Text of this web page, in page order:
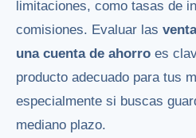
limitaciones, como tasas de
comisiones. Evaluar las
una cuenta de ahorro es
producto adecuado para tus
especialmente si buscas
mediano plazo.